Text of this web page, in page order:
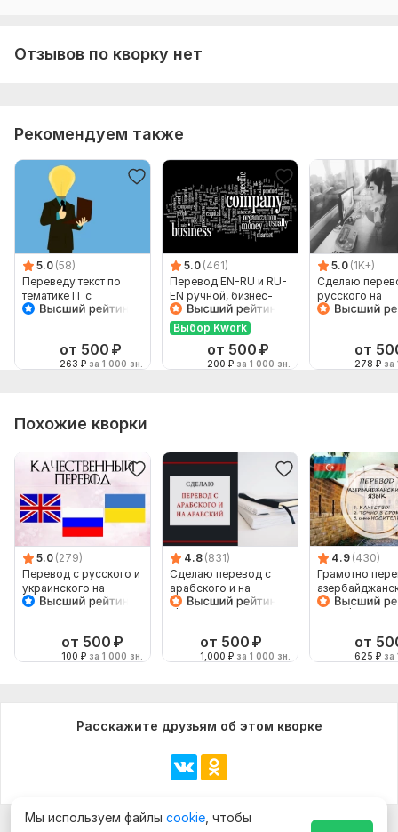
Отзывов по кворку нет
Рекомендуем также
5.0 (58)
Переведу текст по
тематике IT с
английского на
от 500 ₽
263 ₽ за 1 000 зн.
5.0 (461)
Перевод EN-RU и RU-
EN ручной, бизнес-
английский
Выбор Kwork
от 500 ₽
200 ₽ за 1 000 зн.
5.0 (1K+)
Сделаю
русского на
английский и
от
278 ₽ за
Похожие кворки
5.0 (279)
Перевод с русского и
украинского на
английский и
от 500 ₽
100 ₽ за 1 000 зн.
4.8 (831)
Сделаю перевод с
арабского и на
арабский
от 500 ₽
1,000 ₽ за 1 000 зн.
4.9 (430)
Грамотно
на
от
625 ₽ за
Расскажите друзьям об этом кворке
Мы используем файлы cookie , чтобы